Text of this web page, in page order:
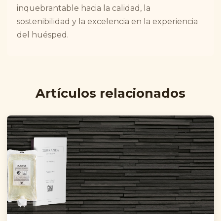
inquebrantable hacia la calidad, la
sostenibilidad y la excelencia en la experiencia
del huésped.
Artículos relacionados